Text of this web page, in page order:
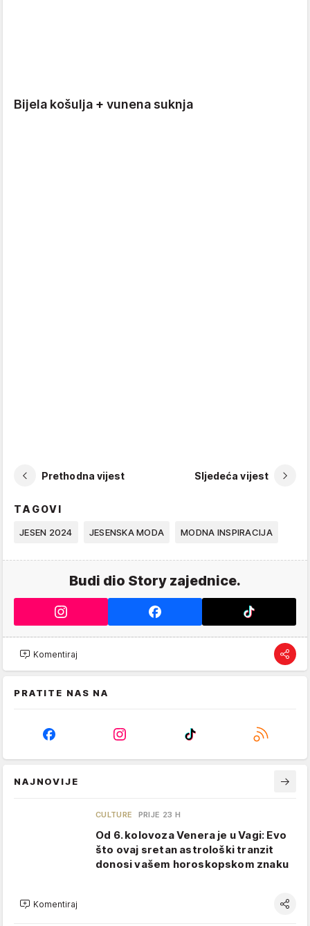
Bijela košulja + vunena suknja
Prethodna vijest Sljedeća vijest
TAGOVI
JESEN 2024 JESENSKA MODA MODNA INSPIRACIJA
Budi dio Story zajednice.
Komentiraj
PRATITE NAS NA
NAJNOVIJE
CULTURE PRIJE 23 H
Od 6. kolovoza Venera je u Vagi: Evo
što ovaj sretan astrološki tranzit
donosi vašem horoskopskom znaku
Komentiraj